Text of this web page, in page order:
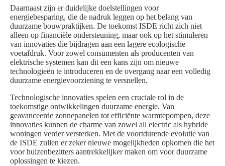
Daarnaast zijn er duidelijke doelstellingen voor
energiebesparing, die de nadruk leggen op het belang van
duurzame bouwpraktijken. De toekomst ISDE richt zich niet
alleen op financiële ondersteuning, maar ook op het stimuleren
van innovaties die bijdragen aan een lagere ecologische
voetafdruk. Voor zowel consumenten als producenten van
elektrische systemen kan dit een kans zijn om nieuwe
technologieën te introduceren en de overgang naar een volledig
duurzame energievoorziening te versnellen.
Technologische innovaties spelen een cruciale rol in de
toekomstige ontwikkelingen duurzame energie. Van
geavanceerde zonnepanelen tot efficiënte warmtepompen, deze
innovaties kunnen de charme van zowel all electric als hybride
woningen verder versterken. Met de voortdurende evolutie van
de ISDE zullen er zeker nieuwe mogelijkheden opkomen die het
voor huizenbezitters aantrekkelijker maken om voor duurzame
oplossingen te kiezen.